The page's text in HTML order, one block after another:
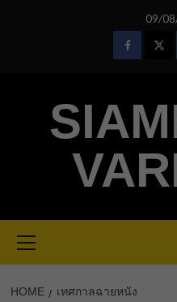
09/
Facebook
Menu
HOME เทศกาลฉายหนัง